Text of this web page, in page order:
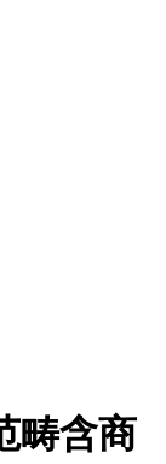
畴含商